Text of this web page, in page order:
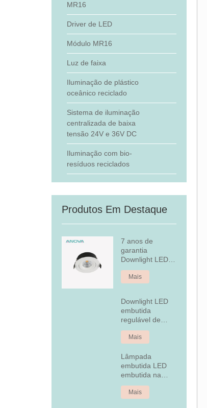
MR16
Driver de LED
Módulo MR16
Luz de faixa
Iluminação de plástico
oceânico reciclado
Sistema de iluminação
centralizada de baixa
tensão 24V e 36V DC
Iluminação com bio-
resíduos reciclados
Produtos Em Destaque
7 anos de
garantia
Downlight LED
embutido
regulável
Mais
Downlight LED
embutida
regulável de
alumínio fixo de
7 WMais
Lâmpada
embutida LED
embutida na
tampa traseira
Mais